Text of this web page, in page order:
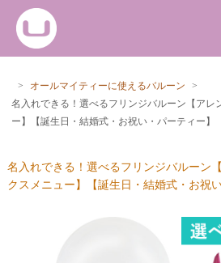
> オールマイティーに使えるバルーン
>
名入れできる！選べるフリンジバルーン【アレ
ー】【誕生日・結婚式・お祝い・パーティー】
名入れできる！選べるフリンジバルーン
クスメニュー】【誕生日・結婚式・お祝